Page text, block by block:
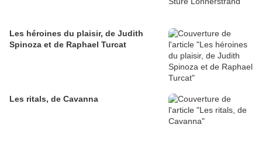
Les héroines du plaisir, de Judith
Spinoza et de Raphael Turcat
Les ritals, de Cavanna